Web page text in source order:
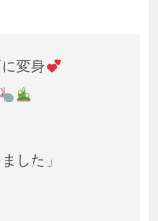
変身
した」